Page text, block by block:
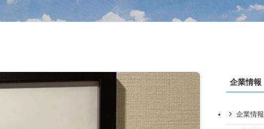
企業情報
企業情報